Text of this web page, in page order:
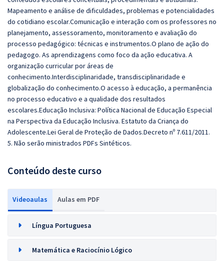
Mapeamento e análise de dificuldades, problemas e potencialidades
do cotidiano escolar.Comunicação e interação com os professores no
planejamento, assessoramento, monitoramento e avaliação do
processo pedagógico: técnicas e instrumentos.O plano de ação do
pedagogo. As aprendizagens como foco da ação educativa. A
organização curricular por áreas de
conhecimento.Interdisciplinaridade, transdisciplinaridade e
globalização do conhecimento.O acesso à educação, a permanência
no processo educativo e a qualidade dos resultados
escolares.Educação Inclusiva: Política Nacional de Educação Especial
na Perspectiva da Educação Inclusiva. Estatuto da Criança do
Adolescente.Lei Geral de Proteção de Dados.Decreto nº 7.611/2011.
5. Não serão ministrados PDFs Sintéticos.
Conteúdo deste curso
Videoaulas Aulas em PDF
Língua Portuguesa
Matemática e Raciocínio Lógico